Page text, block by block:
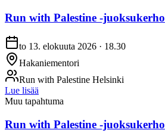
Run with Palestine -juoksukerho
to 13. elokuuta 2026 · 18.30
Hakaniementori
Run with Palestine Helsinki
Lue lisää
Muu tapahtuma
Run with Palestine -juoksukerho